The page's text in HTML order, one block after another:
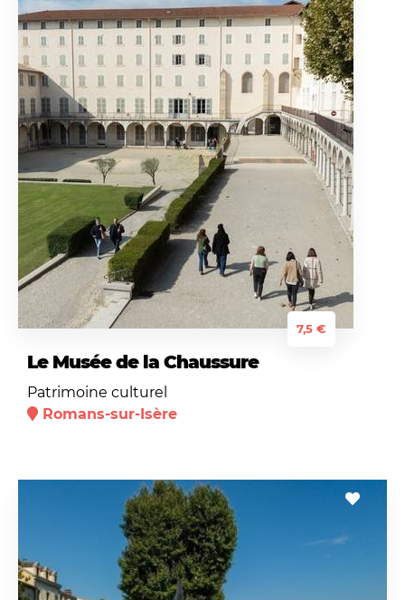
7,5 €
Le Musée de la Chaussure
Patrimoine culturel
Romans-sur-Isère